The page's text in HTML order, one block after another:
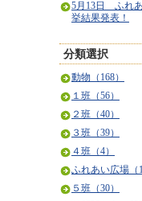
5月13日 ふれ
挙結果発表！
分類選択
動物（168）
１班（56）
２班（40）
３班（39）
４班（4）
ふれあい広場（
５班（30）